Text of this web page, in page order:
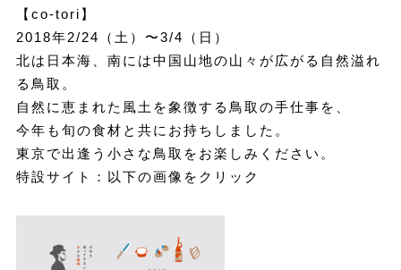
【co-tori】
2018年2/24（土）〜3/4（日）
北は日本海、南には中国山地の山々が広がる自然溢れ
る鳥取。
自然に恵まれた風土を象徴する鳥取の手仕事を、
今年も旬の食材と共にお持ちしました。
東京で出逢う小さな鳥取をお楽しみください。
特設サイト：以下の画像をクリック